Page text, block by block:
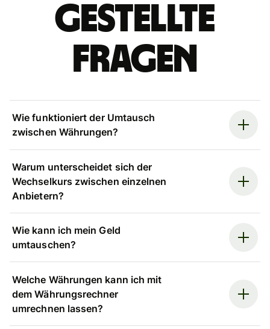
gestellte
Fragen
Wie funktioniert der Umtausch
zwischen Währungen?
Warum unterscheidet sich der
Wechselkurs zwischen einzelnen
Anbietern?
Wie kann ich mein Geld
umtauschen?
Welche Währungen kann ich mit
dem Währungsrechner
umrechnen lassen?